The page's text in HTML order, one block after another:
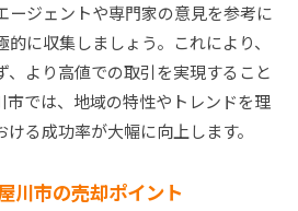
ージェントや専門家の意見を参考に
に収集しましょう。これにより、
、より高値での取引を実現すること
市では、地域の特性やトレンドを理
る成功率が大幅に向上します。
川市の売却ポイント